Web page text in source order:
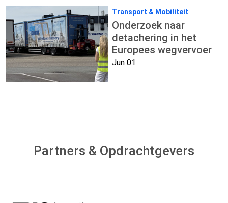
Transport & Mobiliteit
Onderzoek naar
detachering in het
Europees wegvervoer
Jun 01
Partners & Opdrachtgevers